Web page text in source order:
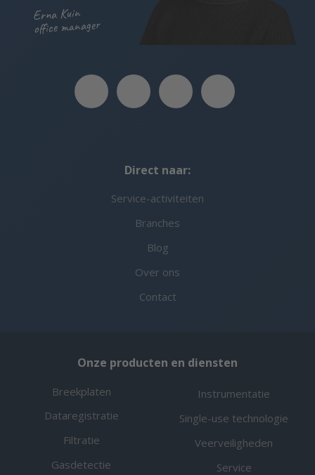
Erna Kuin
office manager
Direct naar:
Service-activiteiten
Branches
Blog
Over ons
Contact
Onze producten en diensten
Breekplaten
Dataregistratie
Filtratie
Gasdetectie
Instrumentatie
Single-use technologie
Veerveiligheden
Service